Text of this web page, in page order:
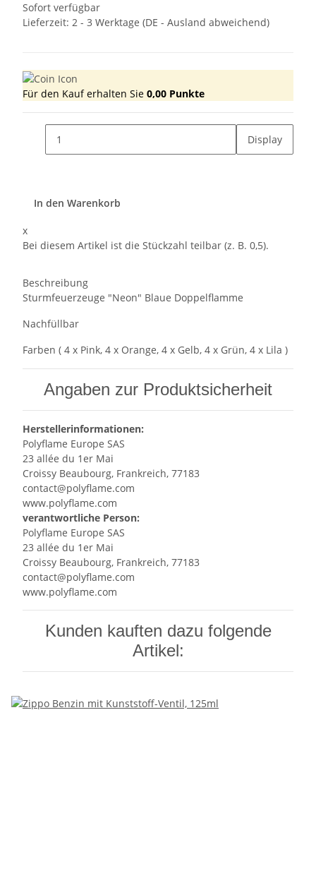
Sofort verfügbar
Lieferzeit: 2 - 3 Werktage (DE - Ausland abweichend)
Für den Kauf erhalten Sie 0,00 Punkte
Display
In den Warenkorb
x
Bei diesem Artikel ist die Stückzahl teilbar (z. B. 0,5).
Beschreibung
Sturmfeuerzeuge "Neon" Blaue Doppelflamme
Nachfüllbar
Farben ( 4 x Pink, 4 x Orange, 4 x Gelb, 4 x Grün, 4 x Lila )
Angaben zur Produktsicherheit
Herstellerinformationen:
Polyflame Europe SAS
23 allée du 1er Mai
Croissy Beaubourg, Frankreich, 77183
contact@polyflame.com
www.polyflame.com
verantwortliche Person:
Polyflame Europe SAS
23 allée du 1er Mai
Croissy Beaubourg, Frankreich, 77183
contact@polyflame.com
www.polyflame.com
Kunden kauften dazu folgende
Artikel: